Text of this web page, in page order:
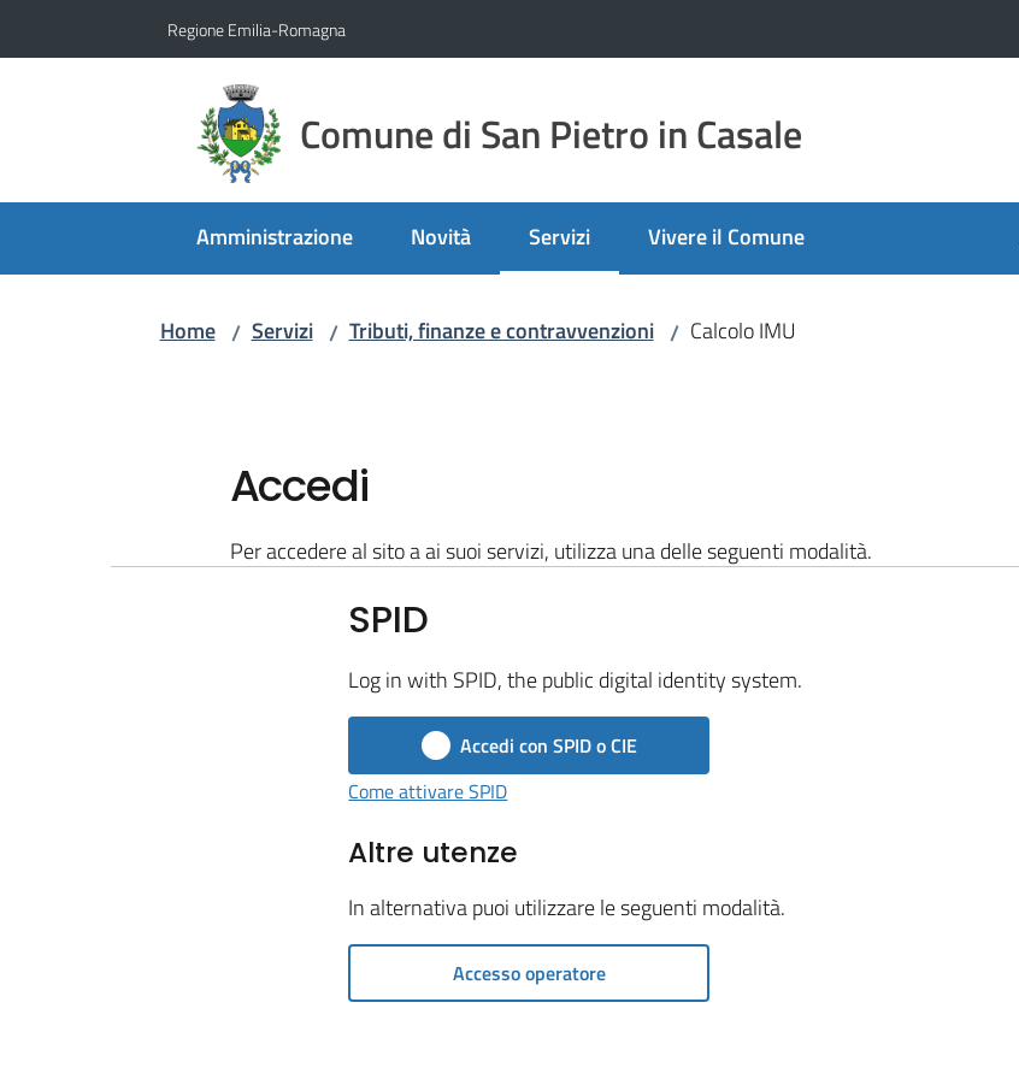
Regione Emilia-Romagna
Comune di San Pietro in Casale
Amministrazione Novità Servizi
Menu selezionatoVivere il Comune
Home / Servizi / Tributi, finanze e contravvenzioni / Calcolo IMU
Accedi
Per accedere al sito a ai suoi servizi, utilizza una delle seguenti modalità.
SPID
Log in with SPID, the public digital identity system.
Accedi con SPID o CIE
Come attivare SPID
Altre utenze
In alternativa puoi utilizzare le seguenti modalità.
Accesso operatore